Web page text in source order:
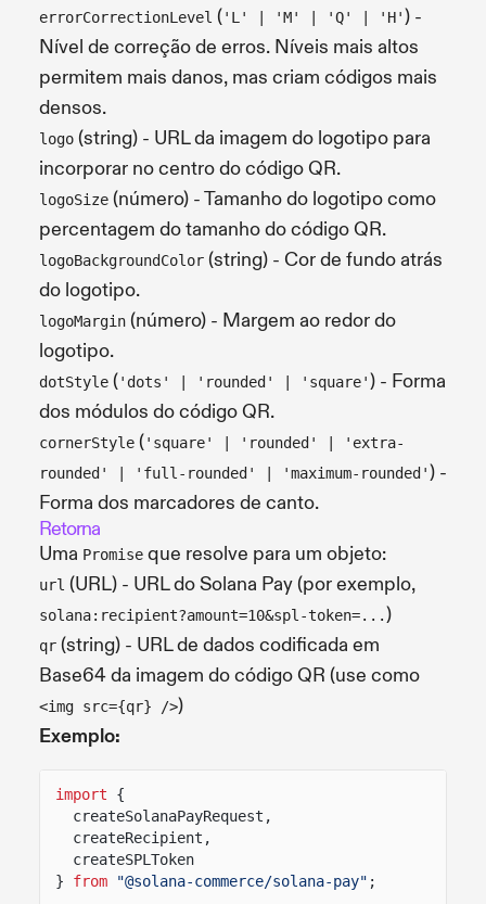
errorCorrectionLevel ('L' | 'M' | 'Q' | 'H') -
Nível de correção de erros. Níveis mais altos
permitem mais danos, mas criam códigos mais
densos.
logo (string) - URL da imagem do logotipo para
incorporar no centro do código QR.
logoSize (número) - Tamanho do logotipo como
percentagem do tamanho do código QR.
logoBackgroundColor (string) - Cor de fundo atrás
do logotipo.
logoMargin (número) - Margem ao redor do
logotipo.
dotStyle ('dots' | 'rounded' | 'square') - Forma
dos módulos do código QR.
cornerStyle ('square' | 'rounded' | 'extra-
rounded' | 'full-rounded' | 'maximum-rounded') -
Forma dos marcadores de canto.
Retorna
Uma Promise que resolve para um objeto:
url (URL) - URL do Solana Pay (por exemplo,
solana:recipient?amount=10&spl-token=...)
qr (string) - URL de dados codificada em
Base64 da imagem do código QR (use como
<img src={qr} />)
Exemplo:
import
{
createSolanaPayRequest,
createRecipient,
createSPLToken
}
from "@solana-commerce/solana-pay" ;